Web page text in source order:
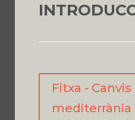
Fitxa -